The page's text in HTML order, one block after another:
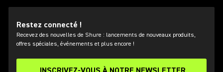
Restez connecté !
Recevez des nouvelles de Shure : lancements de nouveaux produits,
offres spéciales, événements et plus encore !